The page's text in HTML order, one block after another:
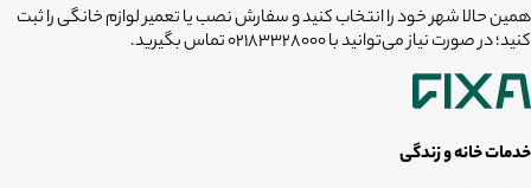
همین حالا شهر خود را انتخاب کنید و سفارش نصب یا تعمیر لوازم خانگی را ثبت
کنید؛ در صورت نیاز می‌توانید با 02183328000 تماس بگیرید.
خدمات خانه و زندگی